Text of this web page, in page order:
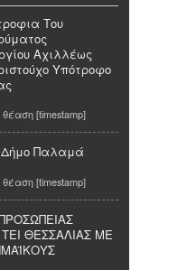
Του
Αχιλλέως
Υπότροφο
[timestamp]
Δήμο Παλαμά
[timestamp]
ΘΕΣΣΑΛΙΑΣ ΜΕ